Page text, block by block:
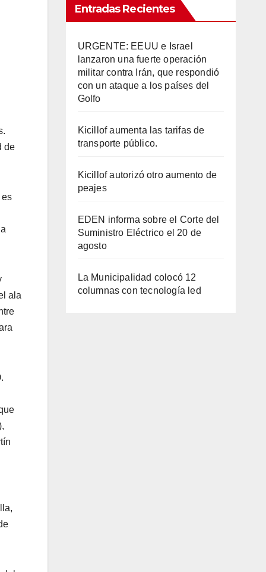
de
es
ala
Entradas Recientes
URGENTE: EEUU e Israel
lanzaron una fuerte operación
militar contra Irán, que respondió
con un ataque a los países del
Golfo
Kicillof aumenta las tarifas de
transporte público.
Kicillof autorizó otro aumento de
peajes
EDEN informa sobre el Corte del
Suministro Eléctrico el 20 de
agosto
La Municipalidad colocó 12
columnas con tecnología led